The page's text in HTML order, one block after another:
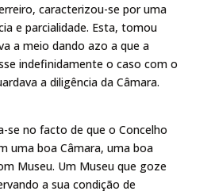
caracterizou-se por uma
e parcialidade. Esta, tomou
a meio dando azo a que a
indefinidamente o caso com o
a diligência da Câmara.
se no facto de que o Concelho
uma boa Câmara, uma boa
Museu. Um Museu que goze
a sua condição de